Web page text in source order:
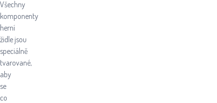
Všechny
komponenty
herní
židle jsou
speciálně
tvarované,
aby
se
co